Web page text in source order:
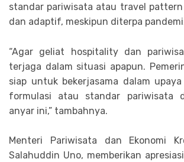
standar pariwisata atau travel
dan adaptif, meskipun diterpa
“Agar geliat hospitality dan
terjaga dalam situasi apapun.
siap untuk bekerjasama dalam
formulasi atau standar pariwisata
anyar ini,” tambahnya.
Menteri Pariwisata dan Ekonomi
Salahuddin Uno, memberikan